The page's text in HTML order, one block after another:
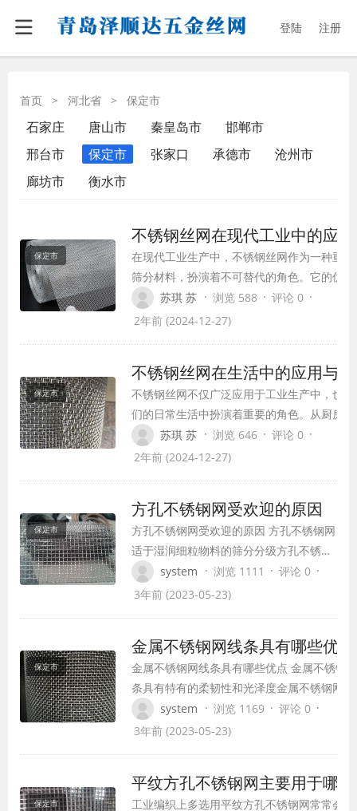
登陆 注册
首页 > 河北省 > 保定市
石家庄 唐山市 秦皇岛市
邯郸市
邢台市
保定市 张家口 承德市
沧州市
廊坊市
衡水市
保定市
不锈钢丝网在现代工业中的应
在现代工业生产中，不锈钢丝网作为一种重
筛分材料，扮演着不可替代的角色。它的优
泛用途使其成为众多行业不可或缺的合作伙
苏琪 苏 · 浏览 588 · 评论 0 ·
2年前 (2024-12-27)
保定市
不锈钢丝网在生活中的应用与
不锈钢丝网不仅广泛应用于工业生产中，也
们的日常生活中扮演着重要的角色。从厨房
居，从户外到室内，不锈钢丝网以其独特的
为我们的生活带来了诸多便利。
苏琪 苏 · 浏览 646 · 评论 0 ·
2年前 (2024-12-27)
保定市
方孔不锈钢网受欢迎的原因
方孔不锈钢网受欢迎的原因 方孔不锈钢网
适于湿润细粒物料的筛分分级方孔不锈钢
网适于湿润细粒物料的筛分分级方孔不锈
钢网是常见的筛网产品，它较于一般筛网
锈钢网遭到喜欢的原因。 原因主要有以下
几点。方孔不锈钢网方孔不锈钢网筛分精
度高。设…
system · 浏览 1111 · 评论 0 ·
3年前 (2023-05-23)
保定市
金属不锈钢网线条具有哪些
金属不锈钢网线条具有哪些优点 金属不锈钢
条具有特有的柔韧性和光泽度金属不锈钢网
可以作为装修网运用吗？ 现在人们的日子很
在日子压力大后我们都会到酒吧等文娱场所
经过我们仔细观察会发现便是这装修品便是
system · 浏览 1169 · 评论 0 ·
3年前 (2023-05-23)
保定市
平纹方孔不锈钢网主要用于哪
工业编织上多选用平纹方孔不锈钢网常常会